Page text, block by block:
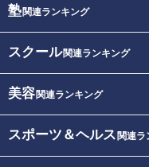
塾関連ランキング
スクール関連ランキング
美容関連ランキング
スポーツ＆ヘルス 関連ラ